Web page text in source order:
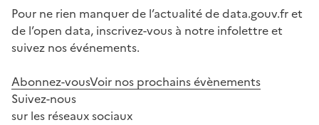
Pour ne rien manquer de l’actualité de data.gouv.fr et
de l’open data, inscrivez-vous à notre infolettre et
suivez nos événements.
Abonnez-vousVoir nos prochains évènements
Suivez-nous
sur les réseaux sociaux